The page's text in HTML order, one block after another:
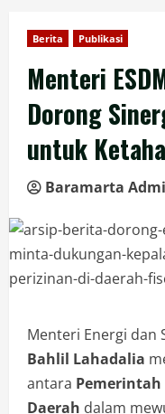
Berita Publikasi
Menteri
Dorong
untuk
Baramarta
Menteri Energi dan
Bahlil Lahadalia
antara
Daerah dalam